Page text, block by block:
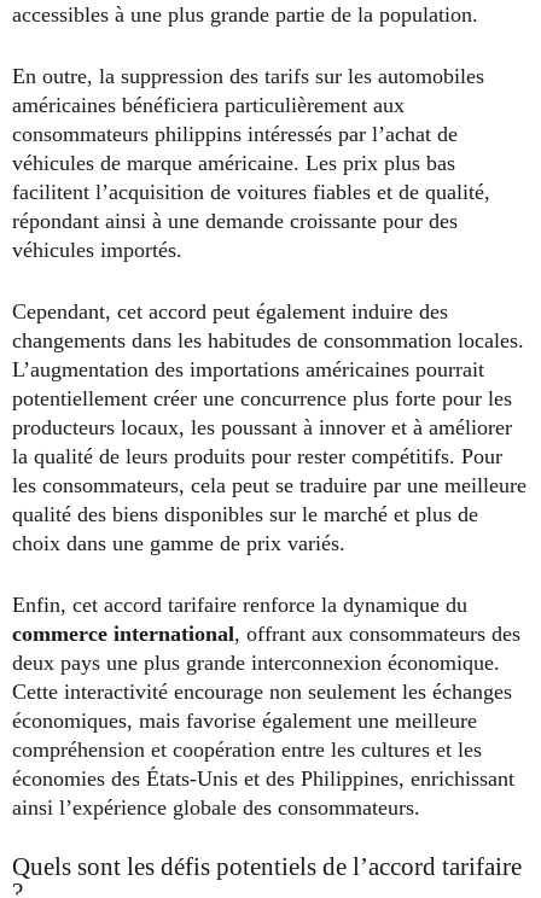
accessibles à une plus grande partie de la population.
En outre, la suppression des tarifs sur les automobiles
américaines bénéficiera particulièrement aux
consommateurs philippins intéressés par l’achat de
véhicules de marque américaine. Les prix plus bas
facilitent l’acquisition de voitures fiables et de qualité,
répondant ainsi à une demande croissante pour des
véhicules importés.
Cependant, cet accord peut également induire des
changements dans les habitudes de consommation locales.
L’augmentation des importations américaines pourrait
potentiellement créer une concurrence plus forte pour les
producteurs locaux, les poussant à innover et à améliorer
la qualité de leurs produits pour rester compétitifs. Pour
les consommateurs, cela peut se traduire par une meilleure
qualité des biens disponibles sur le marché et plus de
choix dans une gamme de prix variés.
Enfin, cet accord tarifaire renforce la dynamique du
commerce international, offrant aux consommateurs des
deux pays une plus grande interconnexion économique.
Cette interactivité encourage non seulement les échanges
économiques, mais favorise également une meilleure
compréhension et coopération entre les cultures et les
économies des États-Unis et des Philippines, enrichissant
ainsi l’expérience globale des consommateurs.
Quels sont les défis potentiels de l’accord tarifaire
?